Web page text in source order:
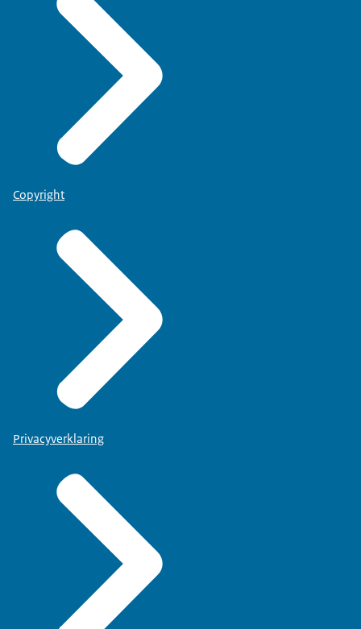
Copyright
Privacyverklaring